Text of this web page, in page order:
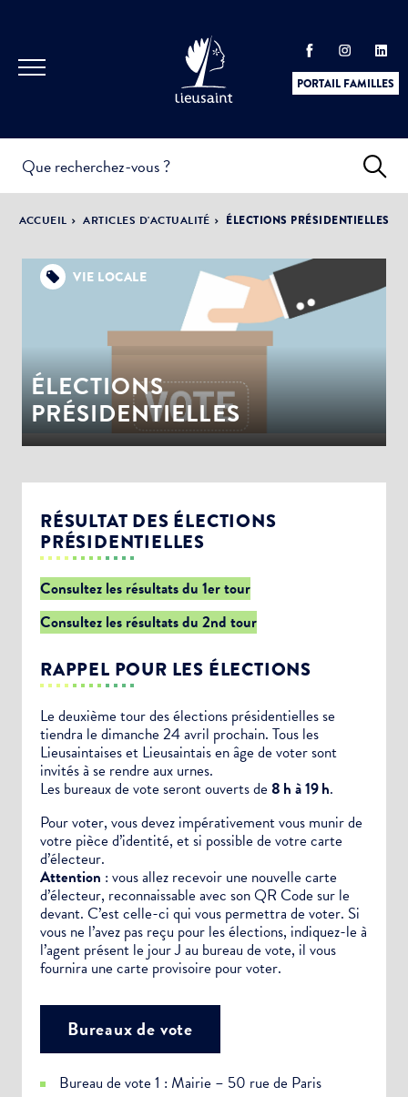
PORTAIL FAMILLES
PRATIQUES &
DÉMARCHES
ACTUALITÉS &
ÉVÈNEMENTS
LA VILLE
DÉMOCRATIE
PARTICIPATIVE
ACCUEIL ARTICLES D'ACTUALITÉ ÉLECTIONS PRÉSIDENTIELLES
VIE LOCALE
ÉLECTIONS
PRÉSIDENTIELLES
RÉSULTAT DES ÉLECTIONS
PRÉSIDENTIELLES
Consultez les résultats du 1er tour
Consultez les résultats du 2nd tour
RAPPEL POUR LES ÉLECTIONS
Le deuxième tour des élections présidentielles se
tiendra le dimanche 24 avril prochain. Tous les
Lieusaintaises et Lieusaintais en âge de voter sont
invités à se rendre aux urnes.
Les bureaux de vote seront ouverts de 8 h à 19 h.
Pour voter, vous devez impérativement vous munir de
votre pièce d’identité, et si possible de votre carte
d’électeur.
Attention : vous allez recevoir une nouvelle carte
d’électeur, reconnaissable avec son QR Code sur le
devant. C’est celle-ci qui vous permettra de voter. Si
vous ne l’avez pas reçu pour les élections, indiquez-le à
l’agent présent le jour J au bureau de vote, il vous
fournira une carte provisoire pour voter.
Bureaux de vote
Bureau de vote 1 : Mairie – 50 rue de Paris